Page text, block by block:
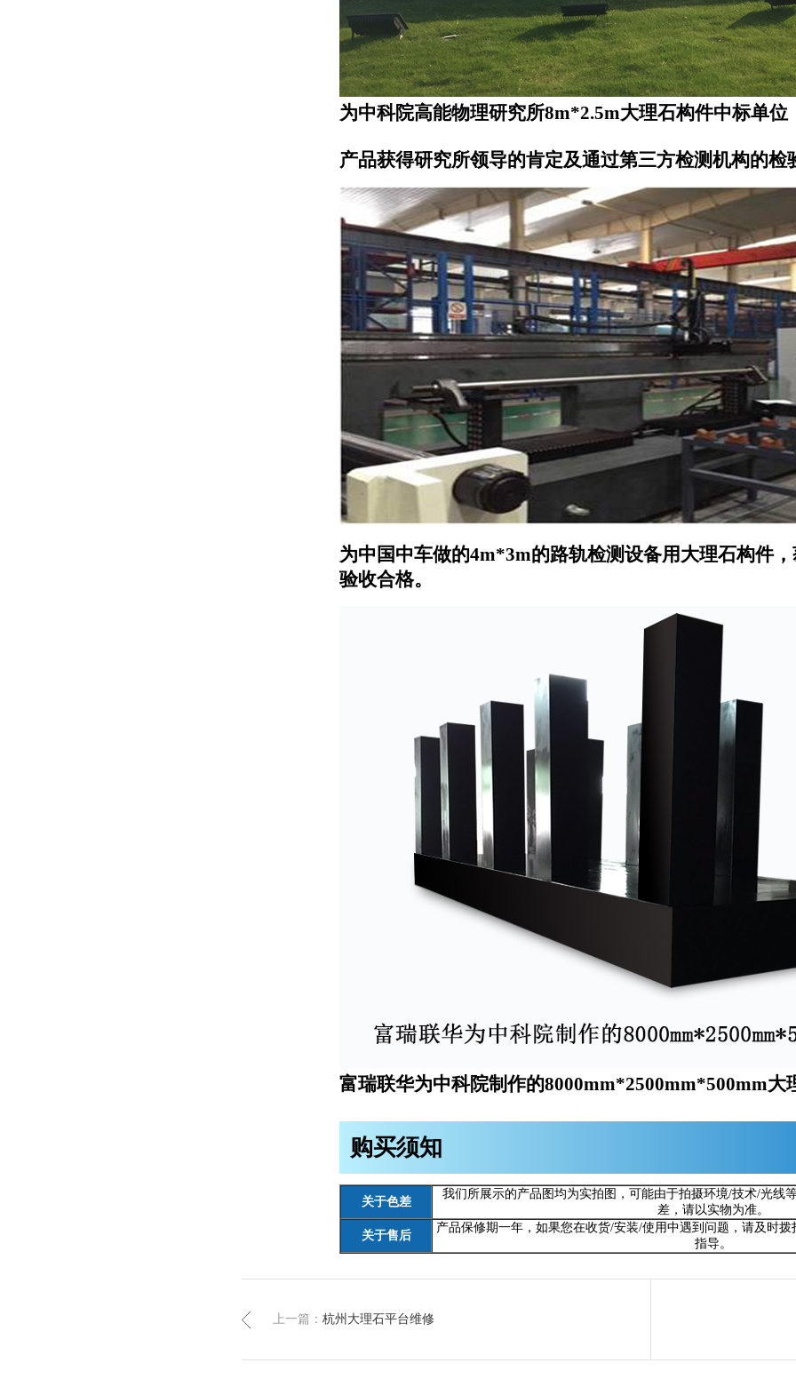
为中科院高能物理研究所8m*2.5m大理石构件中标单位
产品获得研究所领导的肯定及通过第三方检测机构的检
为中国中车做的4m*3m的路轨检测设备用大理石构件
验收合格。
富瑞联华为中科院制作的8000mm*2500mm*500mm大
购买须知
关于色差
我们所展示的产品图均为实拍图，可能由于拍摄环境/技术/光线
差，请以实物为准。
关于售后
产品保修期一年，如果您在收货/安装/使用中遇到问题，请及时
指导。
上一篇： 杭州大理石平台维修